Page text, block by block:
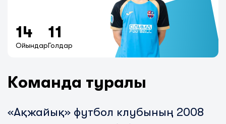
14
Ойындар
11
Голдар
Команда туралы
«Ақжайық» футбол клубының 2008